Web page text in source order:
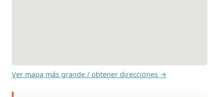
Ver mapa más grande / obtener direcciones →